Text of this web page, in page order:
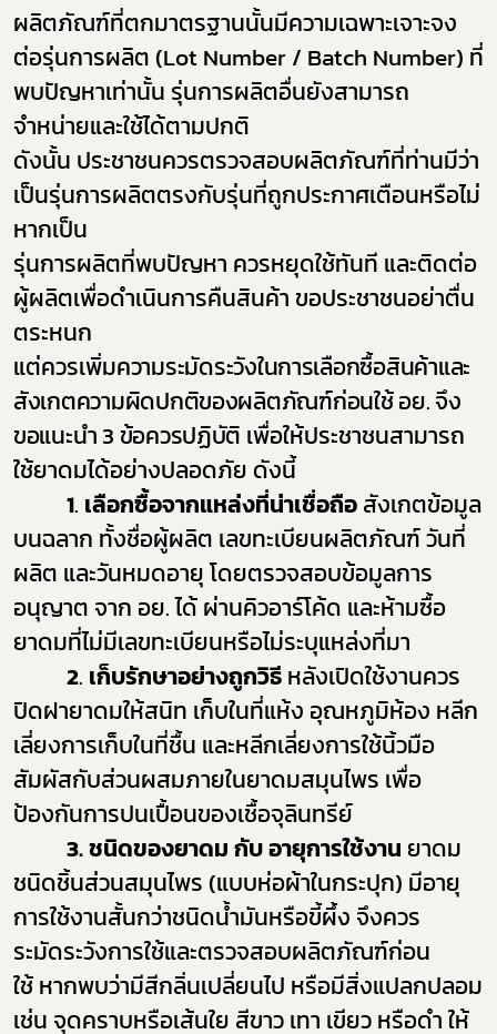
ผลิตภัณฑ์ที่ตกมาตรฐานนั้นมีความเฉพาะเจาะจง
ต่อรุ่นการผลิต (Lot Number / Batch Number) ที่
พบปัญหาเท่านั้น รุ่นการผลิตอื่นยังสามารถ
จำหน่ายและใช้ได้ตามปกติ
ดังนั้น ประชาชนควรตรวจสอบผลิตภัณฑ์ที่ท่านมีว่า
เป็นรุ่นการผลิตตรงกับรุ่นที่ถูกประกาศเตือนหรือไม่
หากเป็น
รุ่นการผลิตที่พบปัญหา ควรหยุดใช้ทันที และติดต่อ
ผู้ผลิตเพื่อดำเนินการคืนสินค้า ขอประชาชนอย่าตื่น
ตระหนก
แต่ควรเพิ่มความระมัดระวังในการเลือกซื้อสินค้าและ
สังเกตความผิดปกติของผลิตภัณฑ์ก่อนใช้อย. จึง
ขอแนะนำ3 ข้อควรปฏิบัติ เพื่อให้ประชาชนสามารถ
ใช้ยาดมได้อย่างปลอดภัย ดังนี้
1. เลือกซื้อจากแหล่งที่น่าเชื่อถือสังเกตข้อมูล
บนฉลาก ทั้งชื่อผู้ผลิต เลขทะเบียนผลิตภัณฑ์ วันที่
ผลิต และวันหมดอายุ โดยตรวจสอบข้อมูลการ
อนุญาต จาก อย. ได้ ผ่านคิวอาร์โค้ด และห้ามซื้อ
ยาดมที่ไม่มีเลขทะเบียนหรือไม่ระบุแหล่งที่มา
2. เก็บรักษาอย่างถูกวิธีหลังเปิดใช้งานควร
ปิดฝายาดมให้สนิท เก็บในที่แห้ง อุณหภูมิห้อง หลีก
เลี่ยงการเก็บในที่ชื้น และหลีกเลี่ยงการใช้นิ้วมือ
สัมผัสกับส่วนผสมภายในยาดมสมุนไพร เพื่อ
ป้องกันการปนเปื้อนของเชื้อจุลินทรีย์
3.ชนิดของยาดม กับ อายุการใช้งานยาดม
ชนิดชิ้นส่วนสมุนไพร (แบบห่อผ้าในกระปุก) มีอายุ
การใช้งานสั้นกว่าชนิดน้ำมันหรือขี้ผึ้ง จึงควร
ระมัดระวังการใช้และตรวจสอบผลิตภัณฑ์ก่อน
ใช้หากพบว่ามีสีกลิ่นเปลี่ยนไป หรือมีสิ่งแปลกปลอม
เช่น จุดคราบหรือเส้นใย สีขาว เทา เขียว หรือดำ ให้
Subscribe
เลือกหัวข้อที่ท่านต้องการ Subscribe
ผู้ประกอบการายย่อย
โควิด